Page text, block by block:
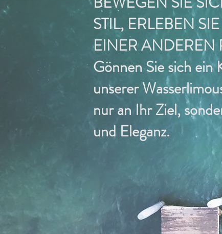
STIL, ERLEBEN
EINER ANDEREN
Gönnen Sie sich ein
unserer
nur an Ihr Ziel,
und Eleganz.